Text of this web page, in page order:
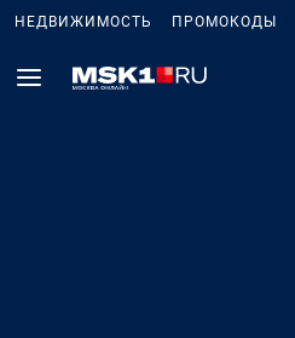
НЕДВИЖИМОСТЬ ПРОМОКОДЫ